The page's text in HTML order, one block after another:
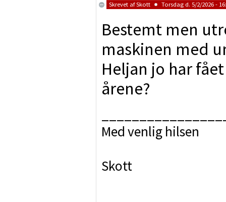
Skrevet afSkott Torsdag d. 5/2/2026 -
Bestemt men
maskinen med
Heljan jo har
årene?
Med venlig hilsen
Skott